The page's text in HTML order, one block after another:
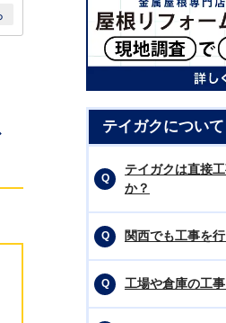
テイガクについて
テイガクは直接
か？
関西でも工事を
工場や倉庫の工